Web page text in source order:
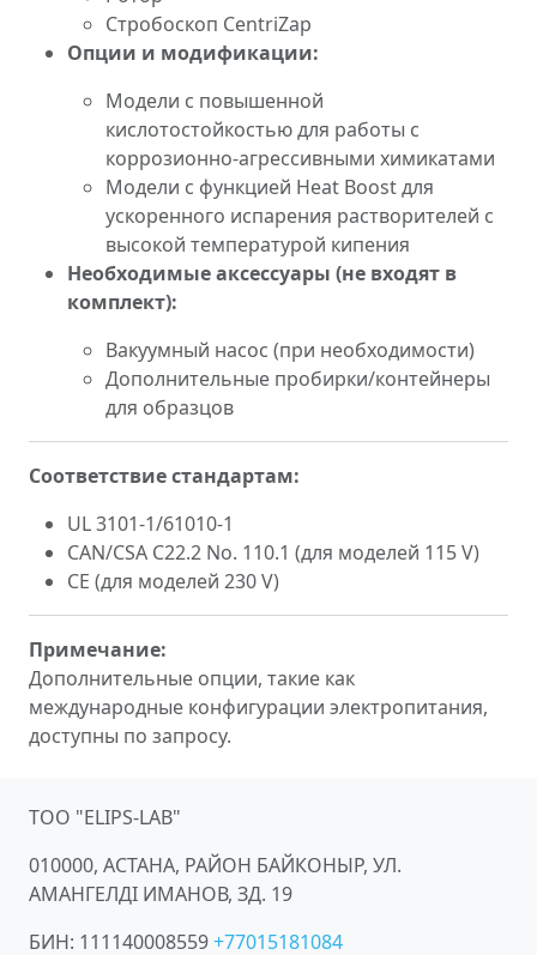
Стробоскоп CentriZap
Опции и модификации:
Модели с повышенной
кислотостойкостью для работы с
коррозионно-агрессивными химикатами
Модели с функцией Heat Boost для
ускоренного испарения растворителей с
высокой температурой кипения
Необходимые аксессуары (не входят в
комплект):
Вакуумный насос (при необходимости)
Дополнительные пробирки/контейнеры
для образцов
Соответствие стандартам:
UL 3101-1/61010-1
CAN/CSA C22.2 No. 110.1 (для моделей 115 V)
CE (для моделей 230 V)
Примечание:
Дополнительные опции, такие как
международные конфигурации электропитания,
доступны по запросу.
ТОО "ELIPS-LAB"
010000, АСТАНА, РАЙОН БАЙКОНЫР, УЛ.
АМАНГЕЛДІ ИМАНОВ, ЗД. 19
БИН: 111140008559+77015181084